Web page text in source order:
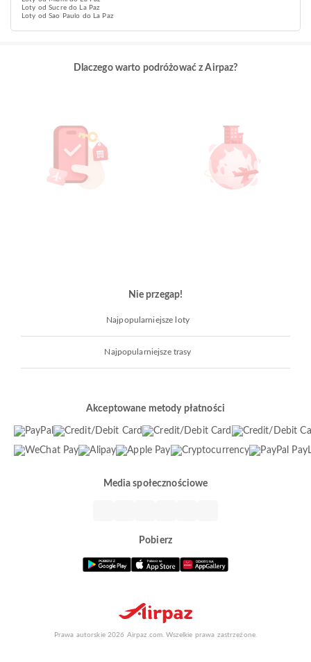
Loty od Sucre do La Paz
Loty od Sao Paulo do La Paz
Dlaczego warto podróżować z Airpaz?
Nie przegap!
Najpopularniejsze loty
Najpopularniejsze trasy
Akceptowane metody płatności
Media społecznościowe
Pobierz
Prawa autorskie 2026 Airpaz.com. Wszelkie prawa zastrzeżone.